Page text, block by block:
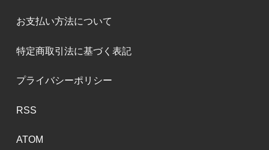
お支払い方法について
特定商取引法に基づく表記
プライバシーポリシー
RSS
ATOM